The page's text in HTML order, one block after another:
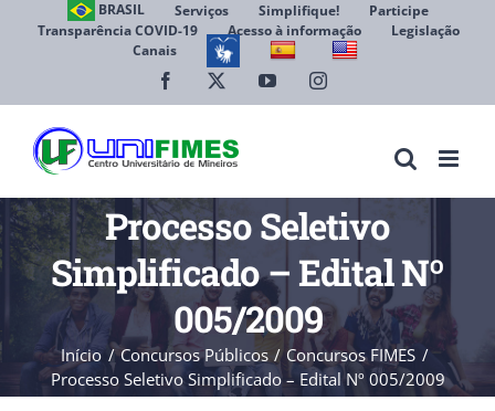
BRASIL Serviços Simplifique!
Participe
Transparência COVID-19
Acesso à informação
Legislação
Canais
Facebook YouTubeInstagram
Processo Seletivo
Simplificado – Edital Nº
005/2009
Início Concursos Públicos
Concursos FIMES
Processo Seletivo Simplificado – Edital Nº 005/2009